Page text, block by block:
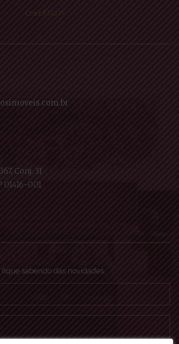
Creci: J-24275
Conj. 31
01416-001
sabendo das novidades.